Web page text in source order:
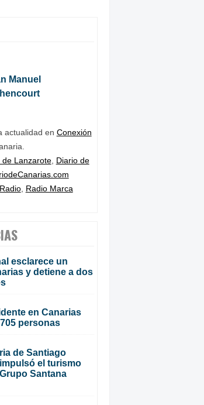
Manuel
actualidad en Conexión
de Lanzarote, Diario de
, Radio Marca
esclarece un
y detiene a dos
en Canarias
personas
de Santiago
el turismo
Santana